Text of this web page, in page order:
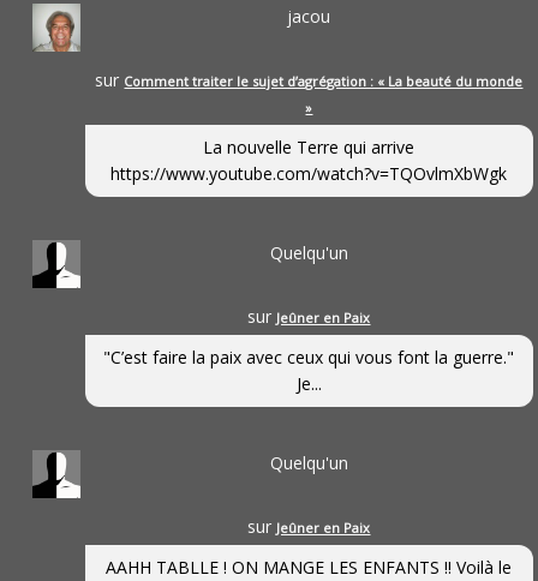
jacou
sur Comment traiter le sujet d’agrégation : « La beauté du monde
»
La nouvelle Terre qui arrive
https://www.youtube.com/watch?v=TQOvlmXbWgk
Quelqu'un
sur Jeûner en Paix
"C’est faire la paix avec ceux qui vous font la guerre."
Je...
Quelqu'un
sur Jeûner en Paix
AAHH TABLLE ! ON MANGE LES ENFANTS !! Voilà le